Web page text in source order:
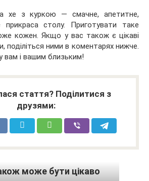
хе з куркою — смачне, апетитне,
столу. Приготувати таке
кожен. Якщо у вас також є цікаві
поділіться ними в коментарях нижче.
вам і вашим близьким!
стаття? Поділитися з
друзями:
може бути цікаво